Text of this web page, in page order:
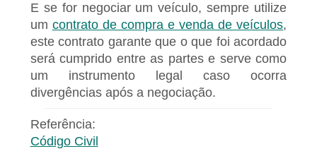
E se for negociar um veículo, sempre utilize
um contrato de compra e venda de veículos,
este contrato garante que o que foi acordado
será cumprido entre as partes e serve como
um instrumento legal caso ocorra
divergências após a negociação.
Referência:
Código Civil